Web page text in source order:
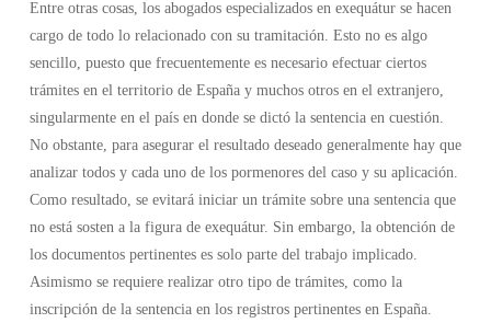
Entre otras cosas, los abogados especializados en exequátur se hacen
cargo de todo lo relacionado con su tramitación. Esto no es algo
sencillo, puesto que frecuentemente es necesario efectuar ciertos
trámites en el territorio de España y muchos otros en el extranjero,
singularmente en el país en donde se dictó la sentencia en cuestión.
No obstante, para asegurar el resultado deseado generalmente hay que
analizar todos y cada uno de los pormenores del caso y su aplicación.
Como resultado, se evitará iniciar un trámite sobre una sentencia que
no está sosten a la figura de exequátur. Sin embargo, la obtención de
los documentos pertinentes es solo parte del trabajo implicado.
Asimismo se requiere realizar otro tipo de trámites, como la
inscripción de la sentencia en los registros pertinentes en España.